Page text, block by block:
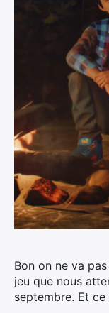
Bon on ne va
jeu que nous
septembre. Et ce